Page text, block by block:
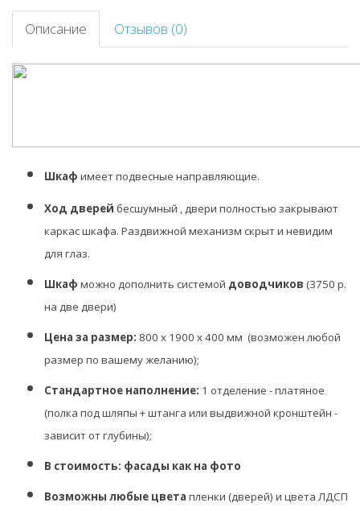
Описание Отзывов (0)
Шкаф имеет подвесные направляющие.
Ход дверей бесшумный , двери полностью закрывают
каркас шкафа. Раздвижной механизм скрыт и невидим
для глаз.
Шкаф можно дополнить системой доводчиков (3750 р.
на две двери)
Цена за размер: 800 х 1900 х 400 мм (возможен любой
размер по вашему желанию);
Стандартное наполнение: 1 отделение - платяное
(полка под шляпы + штанга или выдвижной кронштейн -
зависит от глубины);
В стоимость: фасады как на фото
Возможны любые цвета пленки (дверей) и цвета ЛДСП